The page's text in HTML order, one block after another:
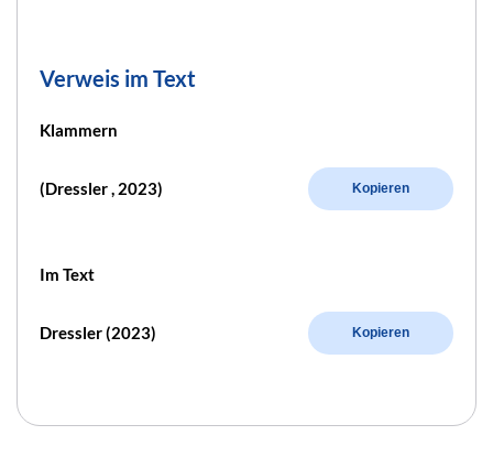
Verweis im Text
Klammern
(Dressler , 2023) Kopieren
Im Text
Dressler (2023) Kopieren